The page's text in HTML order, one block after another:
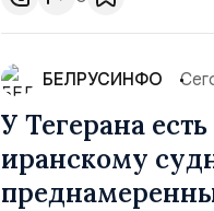
БЕЛРУСИНФО
У Тегерана
иранскому